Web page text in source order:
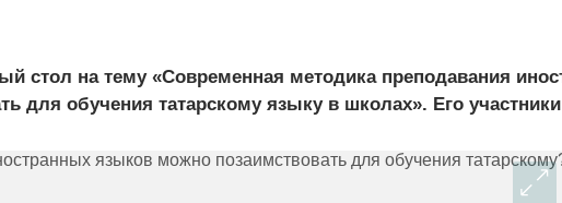
стол на тему «Современная методика преподавания
для обучения татарскому языку в школах». Его